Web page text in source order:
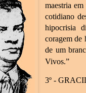
maestria
cotidiano
hipocrisia
coragem de
de um
Vivos.”
3º -